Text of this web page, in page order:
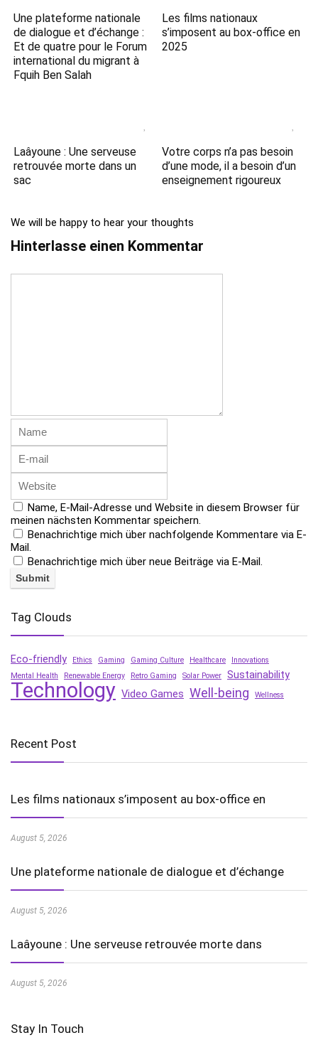
Une plateforme nationale
de dialogue et d’échange :
Et de quatre pour le Forum
international du migrant à
Fquih Ben Salah
Les films nationaux
s’imposent au box-office en
2025
Laâyoune : Une serveuse
retrouvée morte dans un
sac
Votre corps n’a pas besoin
d’une mode, il a besoin d’un
enseignement rigoureux
We will be happy to hear your thoughts
Hinterlasse einen Kommentar
Name, E-Mail-Adresse und Website in diesem Browser für
meinen nächsten Kommentar speichern.
Benachrichtige mich über nachfolgende Kommentare via E-
Mail.
Benachrichtige mich über neue Beiträge via E-Mail.
Tag Clouds
Eco-friendly Ethics Gaming Gaming Culture Healthcare
Innovations
Mental Health
Renewable Energy Retro Gaming Solar Power Sustainability
Technology Video Games Well-being Wellness
Recent Post
Les films nationaux s’imposent au box-office en
August 5, 2026
Une plateforme nationale de dialogue et d’échange
August 5, 2026
Laâyoune : Une serveuse retrouvée morte dans
August 5, 2026
Stay In Touch